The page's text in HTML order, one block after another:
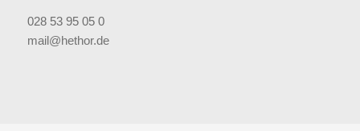
028 53 95 05 0
mail@hethor.de